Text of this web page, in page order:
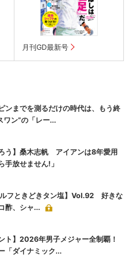
月刊GD最新号
ンまでを測るだけの時代は、もう終
ン”の「レー...
ろう】桑木志帆 アイアンは8年愛用
手放せません!」
ルフときどきタン塩】Vol.92 好きな
酢、シャ...
ト】2026年男子メジャー全制覇！
「ダイナミック...